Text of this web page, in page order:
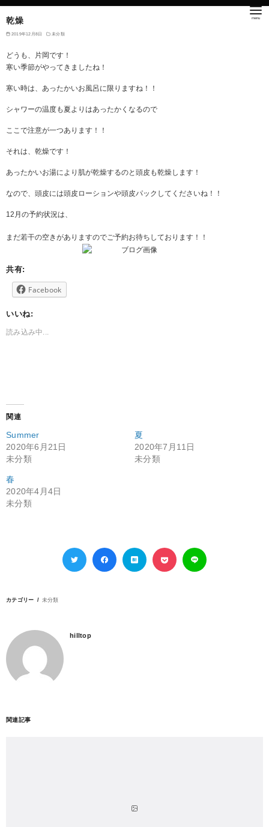
乾燥
2019年12月8日 未分類
どうも、片岡です！
寒い季節がやってきましたね！
寒い時は、あったかいお風呂に限りますね！！
シャワーの温度も夏よりはあったかくなるので
ここで注意が一つあります！！
それは、乾燥です！
あったかいお湯により肌が乾燥するのと頭皮も乾燥します！
なので、頭皮には頭皮ローションや頭皮パックしてくださいね！！
12 月の予約状況は、
まだ若干の空きがありますのでご予約お待ちしております！！
共有:
Facebook
いいね:
読み込み中...
関連
Summer
2020年6月21日
未分類
夏
2020年7月11日
未分類
春
2020年4月4日
未分類
カテゴリー 未分類
hilltop
関連記事